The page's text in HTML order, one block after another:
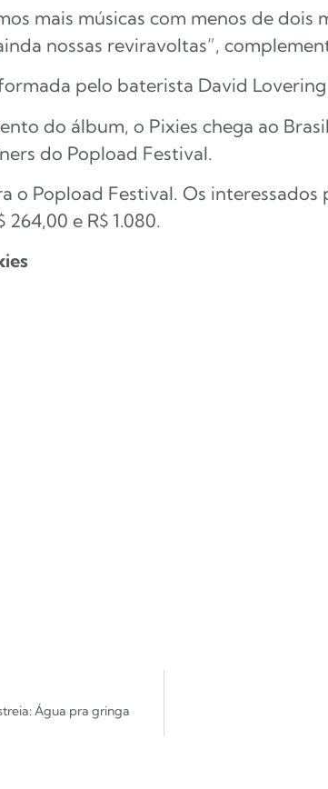
mais músicas com menos de dois
nossas reviravoltas”,
pelo baterista David
do álbum, o Pixies chega ao
do Popload Festival.
o Popload Festival. Os interessados
e R$ 1.080.
Água pra gringa